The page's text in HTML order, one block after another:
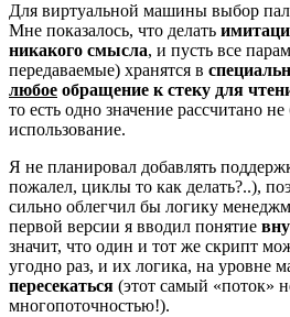
Для виртуальной машины выбор
Мне показалось, что делать
никакого смысла, и пусть все
передаваемые) хранятся в
любое обращение к стеку для
то есть одно значение рассчитано
использование.
Я не планировал добавлять
пожалел, циклы то как делать?..),
сильно облегчил бы логику
первой версии я вводил понятие
значит, что один и тот же скрипт
угодно раз, и их логика, на уровне
пересекаться (этот самый «поток»
многопоточностью!).